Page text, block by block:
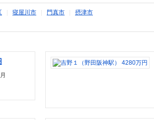
寝屋川市 門真市 摂津市